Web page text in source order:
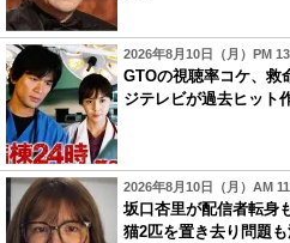
2026年8月10日（月）PM
GTOの視聴率コケ、救
ジテレビが過去ヒット
2026年8月10日（月）AM
坂口杏里が配信者転身
猫2匹を置き去り問題